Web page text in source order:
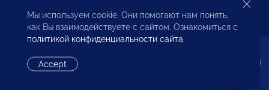
Business and Investment Rights Protection
Department
Мы используем cookie. Они помогают нам понять,
как Вы взаимодействуете с сайтом. Ознакомиться с
политикой конфиденциальности сайта.
Accept